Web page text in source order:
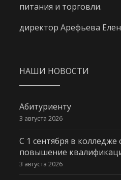
питания и торговли.
директор Арефьева
НАШИ НОВОСТИ
Абитуриенту
3 августа 2026
С 1 сентября в
повышение
3 августа 2026